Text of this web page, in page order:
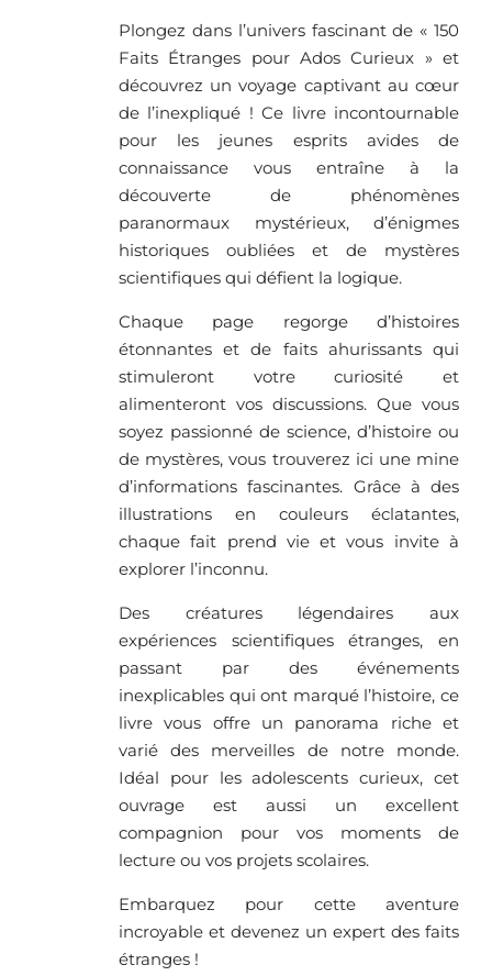
Plongez dans l’univers fascinant de « 150
Faits Étranges pour Ados Curieux » et
découvrez un voyage captivant au cœur
de l’inexpliqué ! Ce livre incontournable
pour les jeunes esprits avides de
connaissance vous entraîne à la
découverte de phénomènes
paranormaux mystérieux, d’énigmes
historiques oubliées et de mystères
scientifiques qui défient la logique.
Chaque page regorge d’histoires
étonnantes et de faits ahurissants qui
stimuleront votre curiosité et
alimenteront vos discussions. Que vous
soyez passionné de science, d’histoire ou
de mystères, vous trouverez ici une mine
d’informations fascinantes. Grâce à des
illustrations en couleurs éclatantes,
chaque fait prend vie et vous invite à
explorer l’inconnu.
Des créatures légendaires aux
expériences scientifiques étranges, en
passant par des événements
inexplicables qui ont marqué l’histoire, ce
livre vous offre un panorama riche et
varié des merveilles de notre monde.
Idéal pour les adolescents curieux, cet
ouvrage est aussi un excellent
compagnion pour vos moments de
lecture ou vos projets scolaires.
Embarquez pour cette aventure
incroyable et devenez un expert des faits
étranges !